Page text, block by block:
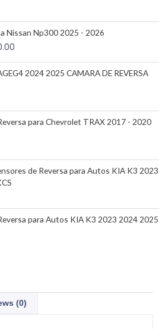
Nissan Np300 2025 - 2026
2024 2025 CAMARA DE REVERSA
para Chevrolet TRAX 2017 - 2020
de Reversa para Autos KIA K3 2023
para Autos KIA K3 2023 2024 2025
(0)